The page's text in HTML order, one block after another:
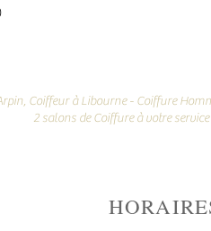
Coiffeur à Libourne- Coiffure
2 salons de Coiffure à votre service